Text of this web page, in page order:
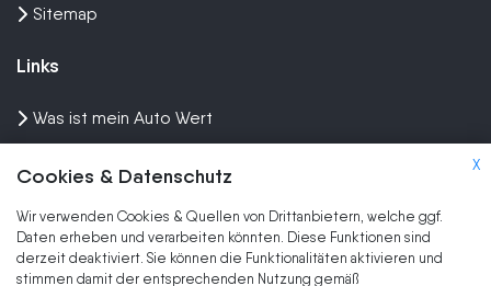
X
Cookies & Datenschutz
Wir verwenden Cookies & Quellen von Drittanbietern, welche ggf.
Daten erheben und verarbeiten könnten. Diese Funktionen sind
derzeit deaktiviert. Sie können die Funktionalitäten aktivieren und
stimmen damit der entsprechenden Nutzung gemäß
Sitemap
Links
Was ist mein Auto Wert
Wir kaufen dein Auto